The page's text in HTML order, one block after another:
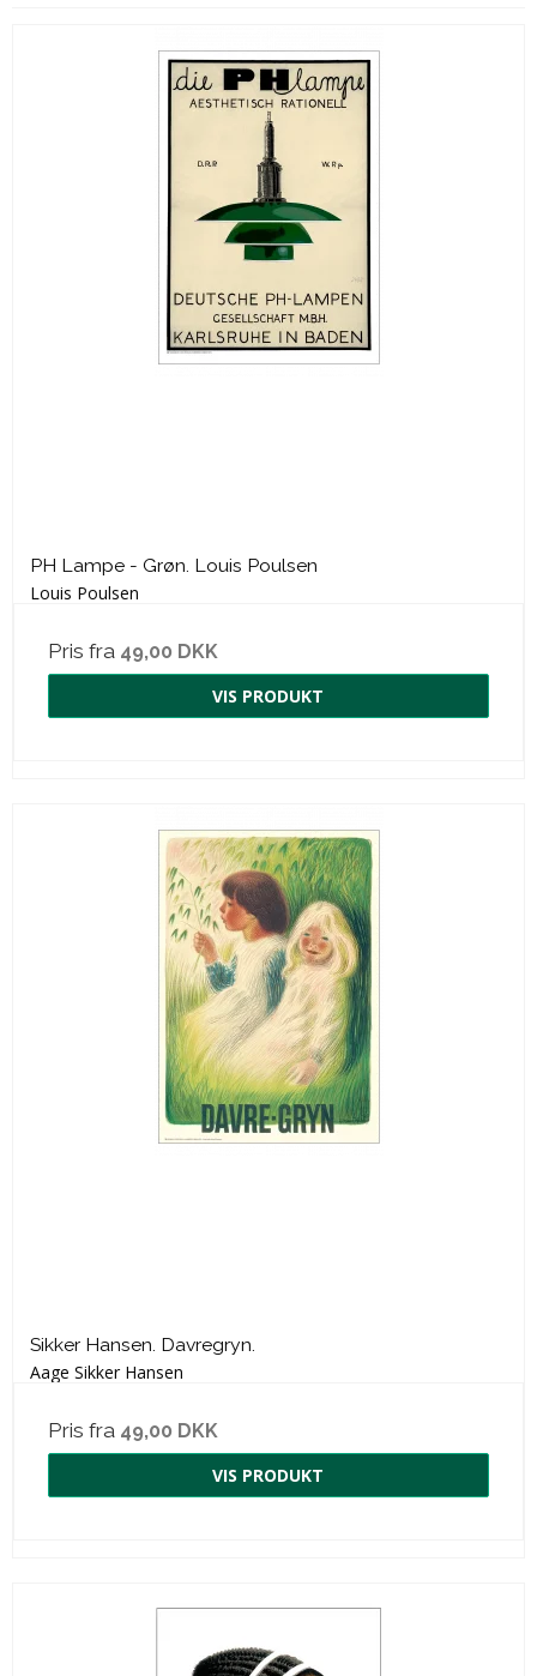
PH Lampe - Grøn. Louis Poulsen
Louis Poulsen
Pris fra 49,00 DKK
VIS PRODUKT
Sikker Hansen. Davregryn.
Aage Sikker Hansen
Pris fra 49,00 DKK
VIS PRODUKT